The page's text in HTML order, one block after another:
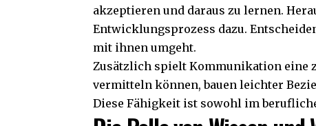
akzeptieren und daraus zu lernen.
Entwicklungsprozess dazu.
mit ihnen umgeht.
Zusätzlich spielt Kommunikation eine
vermitteln können, bauen leichter
Diese Fähigkeit ist sowohl im